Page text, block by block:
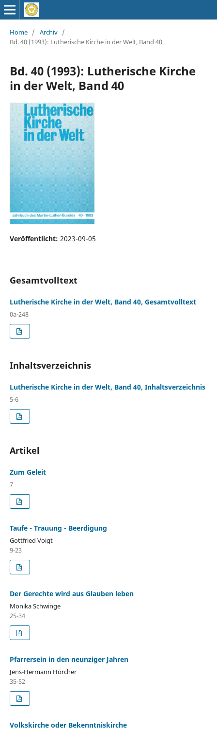
Home / Archiv /
Bd. 40 (1993): Lutherische Kirche in der Welt, Band 40
Bd. 40 (1993): Lutherische Kirche
in der Welt, Band 40
Veröffentlicht: 2023-09-05
Gesamtvolltext
Lutherische Kirche in der Welt, Band 40, Gesamtvolltext
0a-248
Inhaltsverzeichnis
Lutherische Kirche in der Welt, Band 40, Inhaltsverzeichnis
5-6
Artikel
Zum Geleit
7
Taufe - Trauung - Beerdigung
Gottfried Voigt
9-23
Der Gerechte wird aus Glauben leben
Monika Schwinge
25-34
Pfarrersein in den neunziger Jahren
Jens-Hermann Hörcher
35-52
Volkskirche oder Bekenntniskirche